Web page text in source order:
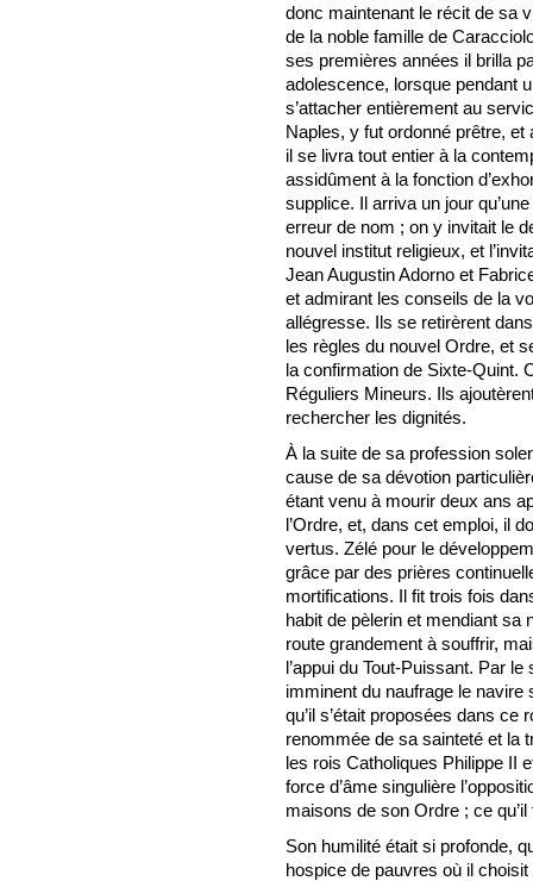
donc maintenant le récit de sa
de la noble famille de
ses premières années il brilla
adolescence, lorsque pendant
s’attacher entièrement au
Naples, y fut ordonné prêtre,
il se livra tout entier à la
assidûment à la fonction
supplice. Il arriva un jour
erreur de nom ; on y invitait le
nouvel institut religieux, et
Jean Augustin Adorno et
et admirant les conseils de la
allégresse. Ils se retirèrent
les règles du nouvel Ordre, et
la confirmation de Sixte-Quint.
Réguliers Mineurs. Ils
rechercher les dignités.
À la suite de sa profession
cause de sa dévotion
étant venu à mourir deux ans
l’Ordre, et, dans cet emploi, il
vertus. Zélé pour le
grâce par des prières
mortifications. Il fit trois fois
habit de pèlerin et mendiant sa
route grandement à souffrir,
l’appui du Tout-Puissant. Par
imminent du naufrage le
qu’il s’était proposées dans
renommée de sa sainteté et la
les rois Catholiques Philippe II
force d’âme singulière
maisons de son Ordre ; ce
Son humilité était si profonde,
hospice de pauvres où il choisit